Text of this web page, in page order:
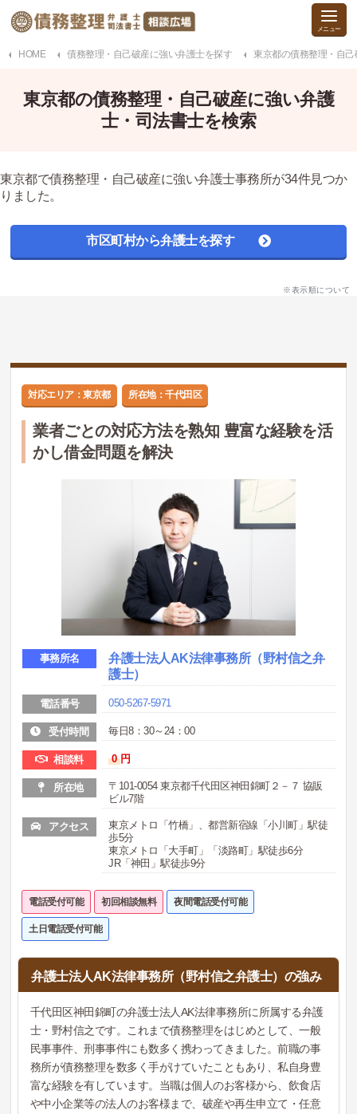
HOME 債務整理・自己破産に強い弁護士を探す 東京都の債務整理・自
東京都の債務整理・自己破産に強い弁護
士・司法書士を検索
東京都で債務整理・自己破産に強い弁護士事務所が34件見つか
りました。
市区町村から弁護士を探す
※表示順について
対応エリア：東京都 所在地：千代田区
業者ごとの対応方法を熟知 豊富な経験を活
かし借金問題を解決
事務所名
弁護士法人AK法律事務所（野村信之弁
護士）
電話番号 050-5267-5971
受付時間 毎日8：30～24：00
相談料 0 円
所在地
〒101-0054 東京都千代田区神田錦町２－７ 協販
ビル7階
アクセス
東京メトロ「竹橋」、都営新宿線「小川町」駅徒
歩5分
東京メトロ「大手町」「淡路町」駅徒歩6分
JR「神田」駅徒歩9分
電話受付可能 初回相談無料 夜間電話受付可能
土日電話受付可能
弁護士法人AK法律事務所（野村信之弁護士）の強み
千代田区神田錦町の弁護士法人AK法律事務所に所属する弁護
士・野村信之です。これまで債務整理をはじめとして、一般
民事事件、刑事事件にも数多く携わってきました。前職の事
務所が債務整理を数多く手がけていたこともあり、私自身豊
富な経験を有しています。当職は個人のお客様から、飲食店
や中小企業等の法人のお客様まで、破産や再生申立て・任意